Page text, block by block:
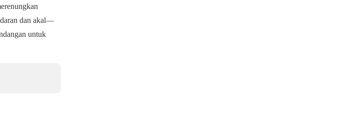
dan akal—
untuk